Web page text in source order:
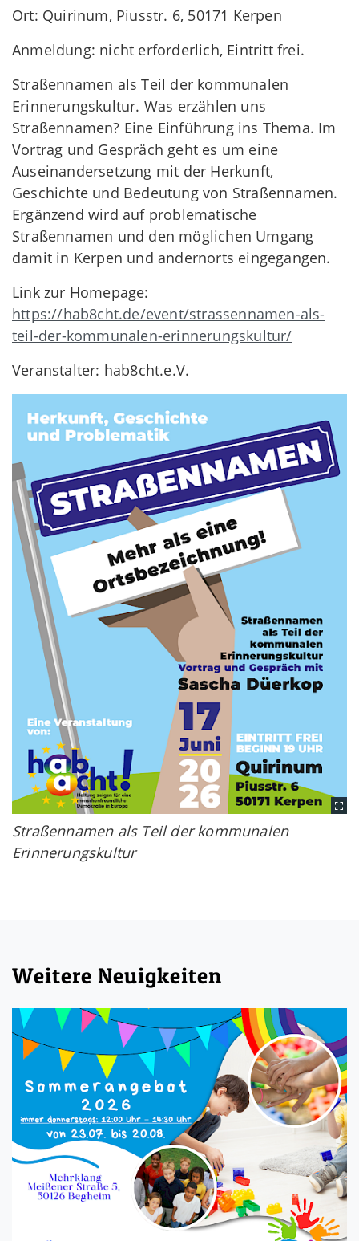
Ort: Quirinum, Piusstr. 6, 50171 Kerpen
Anmeldung: nicht erforderlich, Eintritt frei.
Straßennamen als Teil der kommunalen
Erinnerungskultur. Was erzählen uns
Straßennamen? Eine Einführung ins Thema. Im
Vortrag und Gespräch geht es um eine
Auseinandersetzung mit der Herkunft,
Geschichte und Bedeutung von Straßennamen.
Ergänzend wird auf problematische
Straßennamen und den möglichen Umgang
damit in Kerpen und andernorts eingegangen.
Link zur Homepage:
https://hab8cht.de/event/strassennamen-als-
teil-der-kommunalen-erinnerungskultur/
Veranstalter: hab8cht.e.V.
Straßennamen als Teil der kommunalen
Erinnerungskultur
Weitere Neuigkeiten